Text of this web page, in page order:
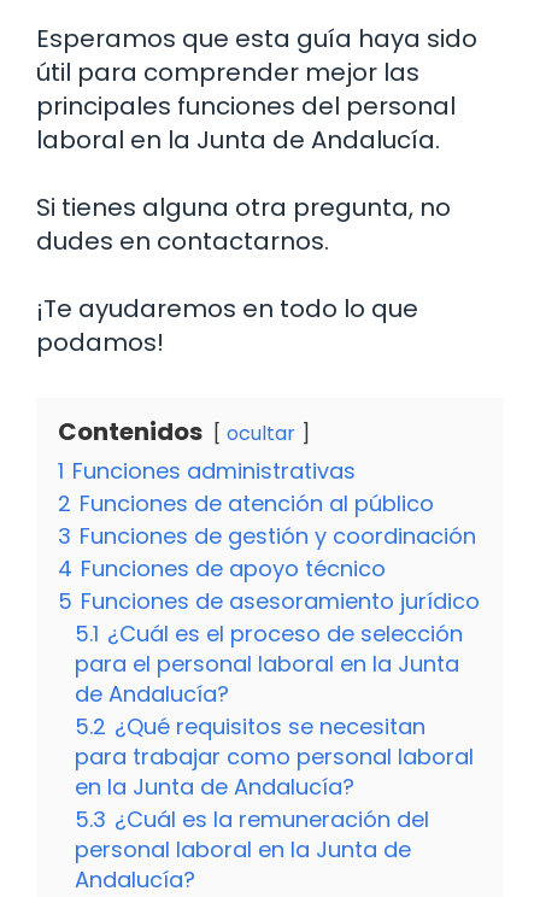
Esperamos que esta guía haya sido
útil para comprender mejor las
principales funciones del personal
laboral en la Junta de Andalucía.
Si tienes alguna otra pregunta, no
dudes en contactarnos.
¡Te ayudaremos en todo lo que
podamos!
Contenidos ocultar
1 Funciones administrativas
2 Funciones de atención al público
3 Funciones de gestión y coordinación
4 Funciones de apoyo técnico
5 Funciones de asesoramiento jurídico
5.1 ¿Cuál es el proceso de selección
para el personal laboral en la Junta
de Andalucía?
5.2 ¿Qué requisitos se necesitan
para trabajar como personal laboral
en la Junta de Andalucía?
5.3 ¿Cuál es la remuneración del
personal laboral en la Junta de
Andalucía?